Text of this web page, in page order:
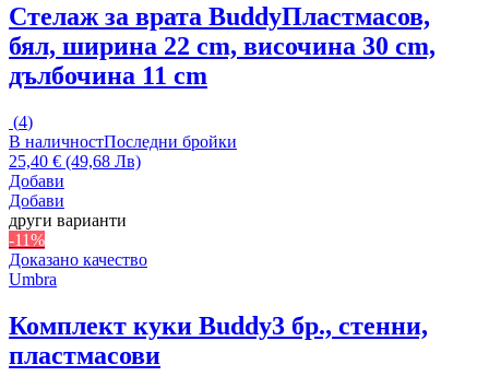
Стелаж за врата BuddyПластмасов,
бял, ширина 22 cm, височина 30 cm,
дълбочина 11 cm
(4)
В наличностПоследни бройки
25,40 € (49,68 Лв)
Добави
Добави
други варианти
-11%
Доказано качество
Umbra
Комплект куки Buddy3 бр., стенни,
пластмасови